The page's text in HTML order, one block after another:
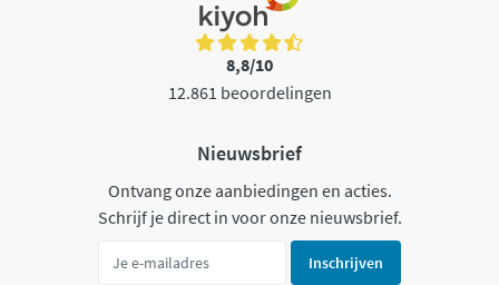
8,8/10
12.861 beoordelingen
Nieuwsbrief
Ontvang onze aanbiedingen en acties.
Schrijf je direct in voor onze nieuwsbrief.
Inschrijven